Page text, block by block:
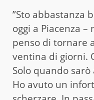
”Sto abbastanza
oggi a Piacenza
penso di tornare
ventina di giorni.
Solo quando
Ho avuto un